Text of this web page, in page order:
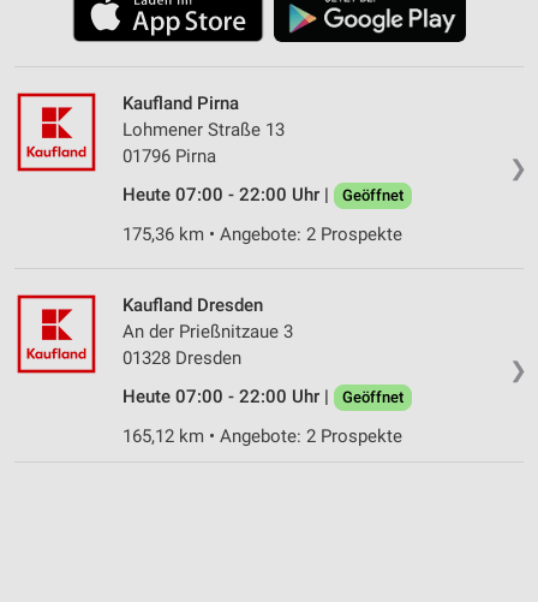
❯
Kaufland Pirna
Lohmener Straße 13
01796 Pirna
Heute 07:00 - 22:00 Uhr |
Geöffnet
175,36 km • Angebote: 2 Prospekte
❯
Kaufland Dresden
An der Prießnitzaue 3
01328 Dresden
Heute 07:00 - 22:00 Uhr |
Geöffnet
165,12 km • Angebote: 2 Prospekte